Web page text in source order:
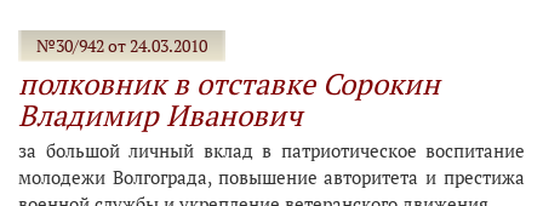
№30/942 от 24.03.2010
полковник в отставке Сорокин
Владимир Иванович
за большой личный вклад в патриотическое воспитание
молодежи Волгограда, повышение авторитета и престижа